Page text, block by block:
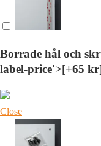
Borrade hål och
label-price'>[+65
Close